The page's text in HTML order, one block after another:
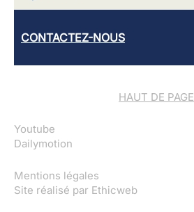
CONTACTEZ-NOUS
HAUT DE PAGE
Youtube
Dailymotion
Mentions légales
Site réalisé par Ethicweb